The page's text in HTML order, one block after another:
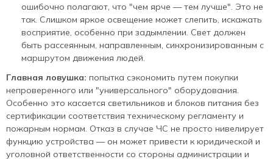
ошибочно полагают, что "чем ярче — тем лучше". Это не
так. Слишком яркое освещение может слепить, искажать
восприятие, особенно при задымлении. Свет должен
быть рассеянным, направленным, синхронизированным с
маршрутом движения людей.
Главная ловушка: попытка сэкономить путем покупки
непроверенного или "универсального" оборудования.
Особенно это касается светильников и блоков питания без
сертификации соответствия техническому регламенту и
пожарным нормам. Отказ в случае ЧС не просто нивелирует
функцию устройства — он может привести к юридической и
уголовной ответственности со стороны администрации и